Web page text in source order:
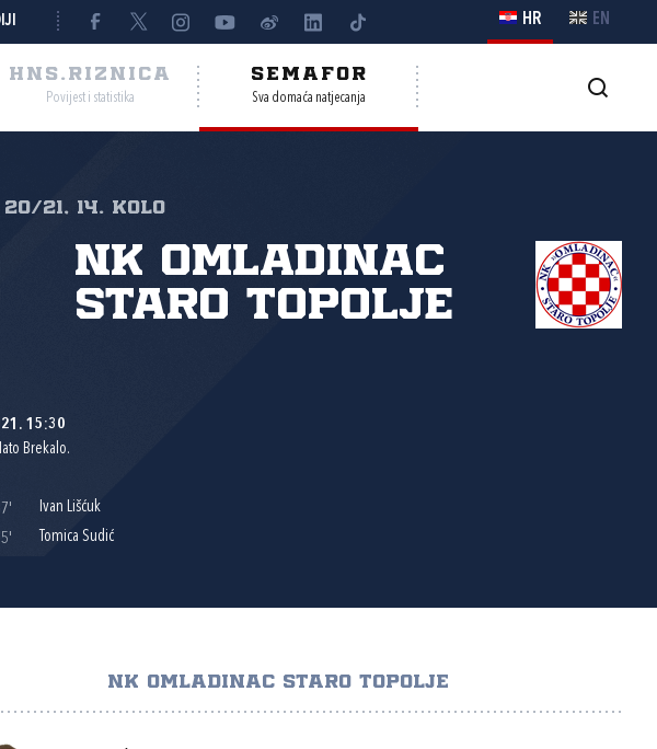
HR EN
HNS.RIZNICA
Povijest i statistika
SEMAFOR
Sva domaća natjecanja
21, 14. kolo
NK Omladinac
Staro Topolje
15:30
Brekalo.
Ivan Lišćuk
Tomica Sudić
NK OMLADINAC STARO TOPOLJE